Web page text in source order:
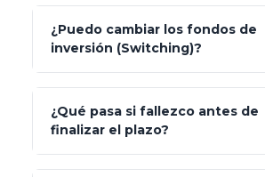
inflación), Dólares o Euros
¿Puedo cambiar los fondos de
inversión (Switching)?
"Switching" (cambio de fondos)
¿Qué pasa si fallezco antes de
finalizar el plazo?